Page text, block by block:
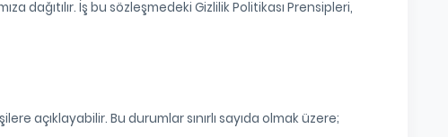
dağıtılır. İş bu sözleşmedeki Gizlilik Politikası Prensipleri,
açıklayabilir. Bu durumlar sınırlı sayıda olmak üzere;